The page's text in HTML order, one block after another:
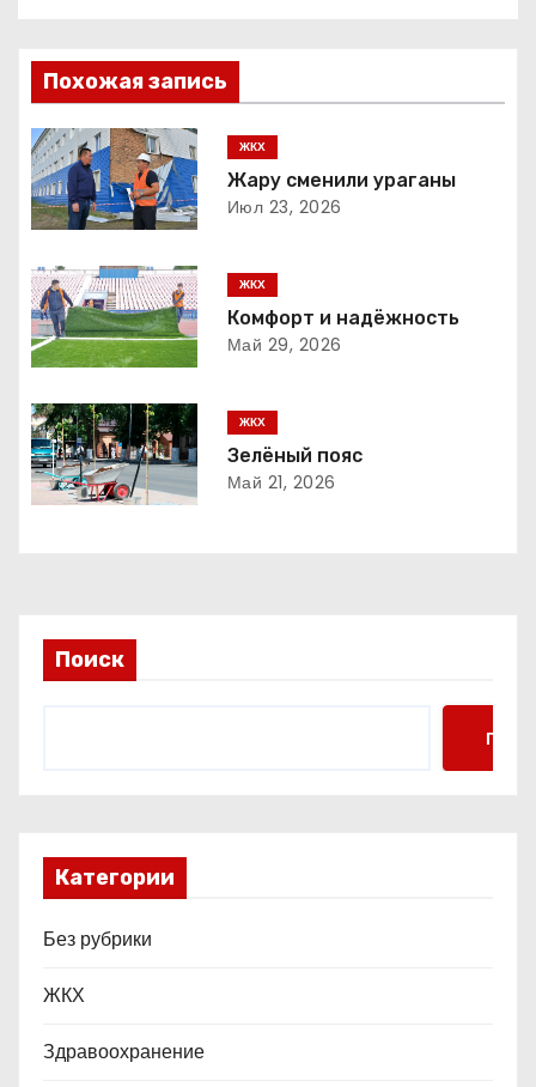
в
и
г
а
ц
и
я
п
о
з
и
Похожая запись
ЖКХ
Жару сменили ураганы
Июл 23, 2026
ЖКХ
Комфорт и надёжность
Май 29, 2026
ЖКХ
Зелёный пояс
Май 21, 2026
Поиск
Поиск
Категории
Без рубрики
ЖКХ
Здравоохранение